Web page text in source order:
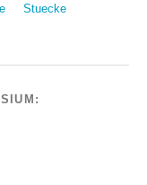
Stuecke